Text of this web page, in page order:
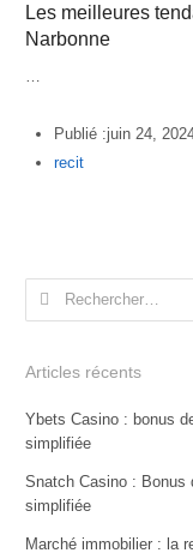
Les meilleures
Narbonne
Publié :juin 24,
Author
recit
Rechercher :
Articles récents
Ybets Casino : bonus
simplifiée
Snatch Casino : Bonus
simplifiée
Marché immobilier : la